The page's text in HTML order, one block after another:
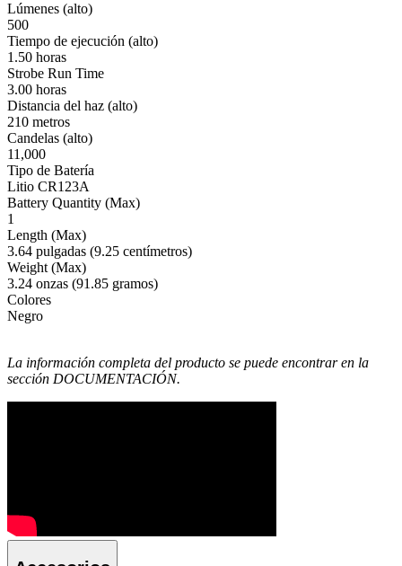
Lúmenes (alto)
500
Tiempo de ejecución (alto)
1.50 horas
Strobe Run Time
3.00 horas
Distancia del haz (alto)
210 metros
Candelas (alto)
11,000
Tipo de Batería
Litio CR123A
Battery Quantity (Max)
1
Length (Max)
3.64 pulgadas (9.25 centímetros)
Weight (Max)
3.24 onzas (91.85 gramos)
Colores
Negro
La información completa del producto se puede encontrar en la
sección DOCUMENTACIÓN.